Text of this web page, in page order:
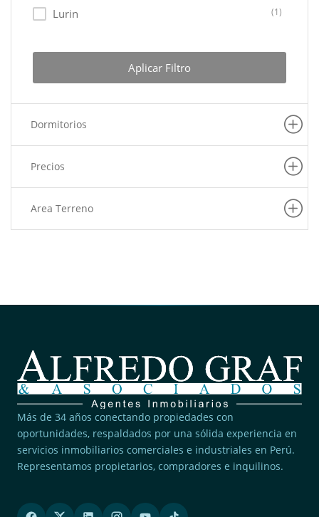
Lurin (1)
San Martin De Porres
Chorrillos (1)
San Juan De Lurigancho (1)
Villa El Salvador
Aplicar Filtro
Dormitorios
Precios
Area Terreno
Más de 34 años conectando propiedades con
oportunidades, respaldados por una sólida experiencia en
servicios inmobiliarios comerciales e industriales en Perú.
Representamos propietarios, compradores e inquilinos.